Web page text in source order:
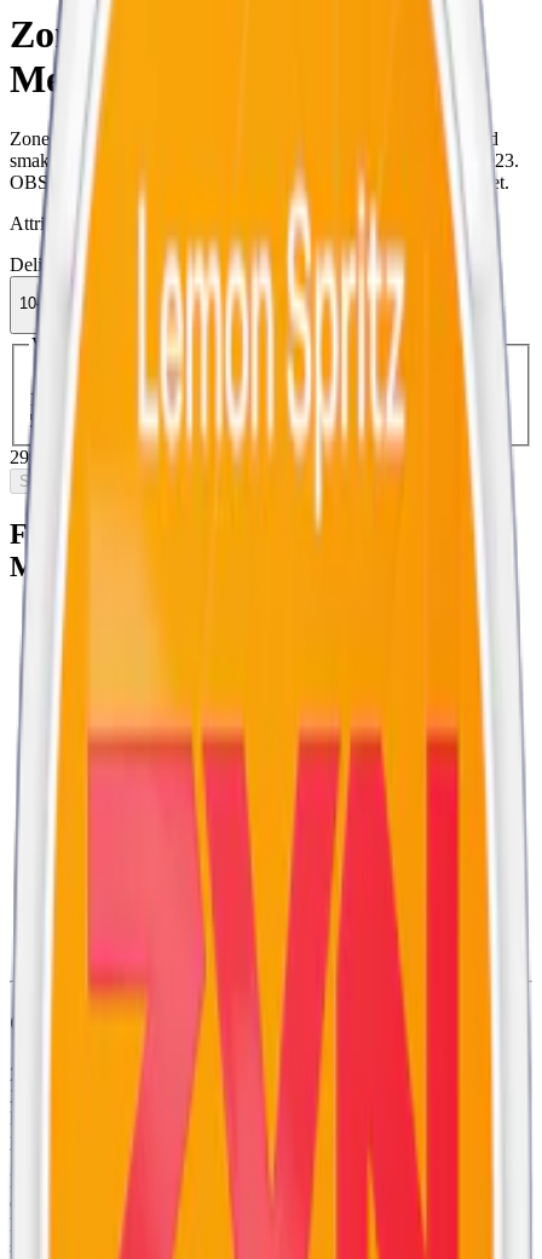
Zone X Southern Breeze
Medium
Zone X Southern Breeze Medium är en mild tobaksfri snus med
smak av persikor och iste. 5 mg nikotin per prilla. Nyhet maj 2023.
OBS! Zone X Southern Breeze Medium har utgått ur sortimentet.
Attribut
Delisted
Frukt Slim Torr Portion Vitt snusZone X
10-pack
299,90 kr
Slut i lager
Välj antal dosor
1-pack
34,90 kr 34,90 kr/st 5-pack149,90 kr29,98 kr
10-pack
299,90 kr 29,99 kr/st 30-pack 893,40 kr 29,78 kr
50-pack
1 474,50 kr29,49 kr/st
299,90 kr
10-pack
Slut i lager
Fakta om Zone X Southern Breeze
Medium
Varumärke:
Torrhet:torr
sötningsmedel, surhetsreglerande medel, salmiak, vatten,
Om Zone X Southern Breeze
Zone X Southern Breeze med mild nikotinstyrka lanserades i maj
2023. Tillverkad av Skruf Snus AB, en ledare
tobaksfritt vitt snus
kombinerar denna milda vita snus med en söt smak av solmogna
persikor och en svalkande hint av iste.
Det vita snuset Zone X Southern Breeze kommer i slim portion med
en torrare yta som ger en långvarig upplevelse eftersom fuktigheten
hjälper till att förstärka den smaken av persikor och iste och
säkerställer en jämn och ihållande nikotinleverans.